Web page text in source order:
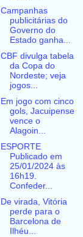
Campanhas
publicitárias do
Governo do
Estado ganha...
CBF divulga tabela
da Copa do
Nordeste; veja
jogos...
Em jogo com cinco
gols, Jacuipense
vence o
Alagoin...
ESPORTE
Publicado em
25/01/2024 às
16h19.
Confeder...
De virada, Vitória
perde para o
Barcelona de
Ilhéu...